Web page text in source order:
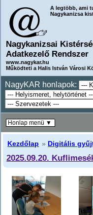
A legtöbb, ami
Nagykanizsa
Nagykanizsai
Adatkezelő Rendszer
www.nagykar.hu
Működteti a Halis István Városi
NagyKAR honlapok:
Kezdőlap » Digitális
2025.09.20.
Honlap menü ▼